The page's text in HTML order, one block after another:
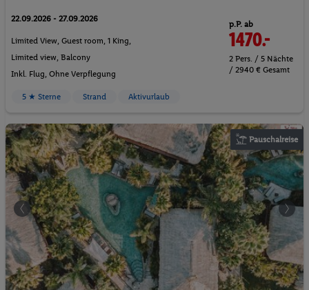
22.09.2026 - 27.09.2026
Limited View, Guest room, 1 King,
Limited view, Balcony
Inkl. Flug, Ohne Verpflegung
p.P. ab
1470.-
2 Pers. / 5 Nächte
/ 2940 € Gesamt
5 ★ Sterne Strand Aktivurlaub
Pauschalreise